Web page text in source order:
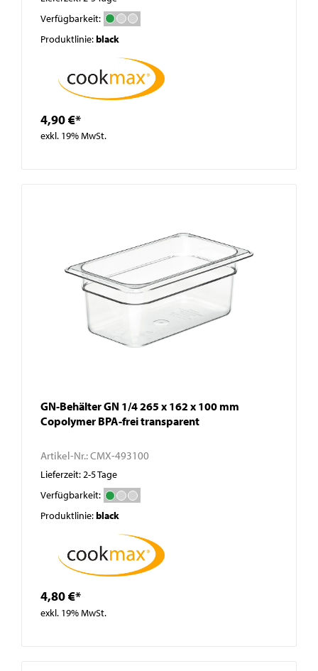
Verfügbarkeit:
Produktlinie:black
4,90 €*
exkl. 19% MwSt.
GN-Behälter GN 1/4 265 x 162 x 100 mm
Copolymer BPA-frei transparent
Artikel-Nr.:CMX-493100
Lieferzeit: 2-5 Tage
Verfügbarkeit:
Produktlinie:black
4,80 €*
exkl. 19% MwSt.